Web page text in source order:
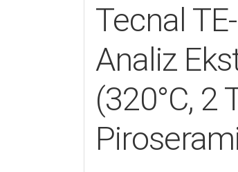
Tecnal
Analiz
(320°C, 2